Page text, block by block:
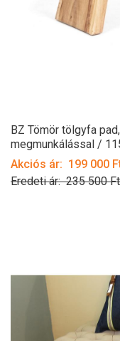
BZ Tömör tölgyfa
megmunkálással /
Akciós ár: 199 000
Eredeti ár: 235 500